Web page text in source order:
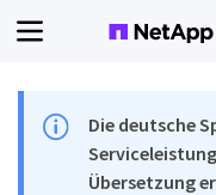
Die deutsche
Übersetzung